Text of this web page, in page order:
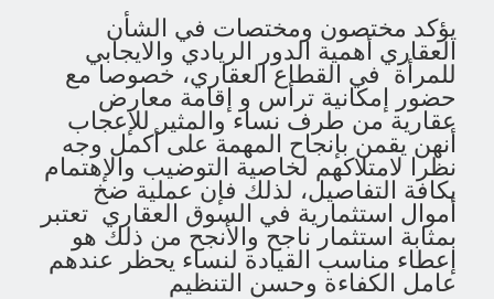
يؤكد مختصون ومختصات في الشأن
العقاري أهمية الدور الريادي والايجابي
للمرأة في القطاع العقاري، خصوصا مع
حضور إمكانية ترأس و إقامة معارض
عقارية من طرف نساء والمثير للإعجاب
أنهن يقمن بإنجاح المهمة على أكمل وجه
نظرا لامتلاكهم لخاصية التوضيب والإهتمام
بكافة التفاصيل، لذلك فإن عملية ضخ
أموال استثمارية في السوق العقاري تعتبر
بمثابة استثمار ناجح والأنجح من ذلك هو
إعطاء مناسب القيادة لنساء يحظر عندهم
عامل الكفاءة وحسن التنظيم